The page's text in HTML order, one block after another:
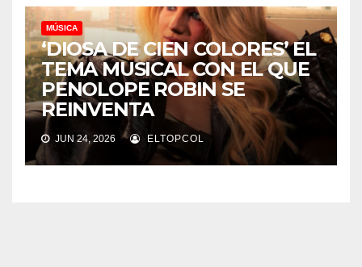
MÚSICA
‘DIOSA DE CIEN COLORES’ EL
TEMA MUSICAL CON EL QUE
PENOLOPE ROBIN SE
REINVENTA
JUN 24, 2026 ELTOPCOL